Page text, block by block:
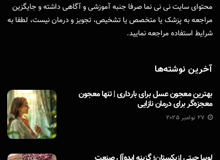
محتوای سایت نی نی نما صرفا جنبه آموزشی و آگاهی داشته و جایگزین
مراجعه به پزشک یا متخصص یا تشخیص، تجویز و درمان نیست، لطفا به
شرایط استفاده مراجعه نمایید.
آخرین نوشته‌ها
بهترین معجون عسل برای بارداری | تنها معجون
معجزه‌گر برای درمان نازایی
27 نوامبر 2025